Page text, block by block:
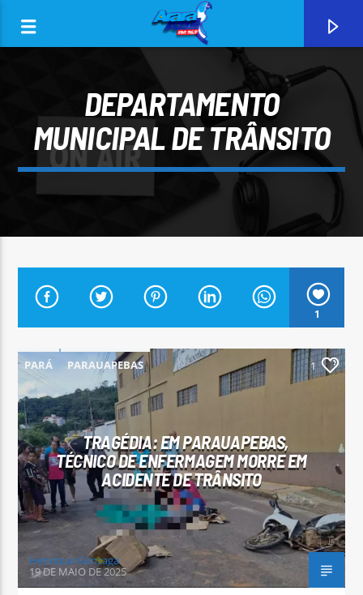
CURRENT TRACK
ARARA AZUL FM 96,9
Arara Azul FM
DEPARTAMENTO
MUNICIPAL DE TRÂNSITO
1
PARÁ PARAUAPEBAS 1
TRAGÉDIA: EM PARAUAPEBAS,
TÉCNICO DE ENFERMAGEM MORRE EM
ACIDENTE DE TRÂNSITO
Henrique Gonzaga
19 DE MAIO DE 2025